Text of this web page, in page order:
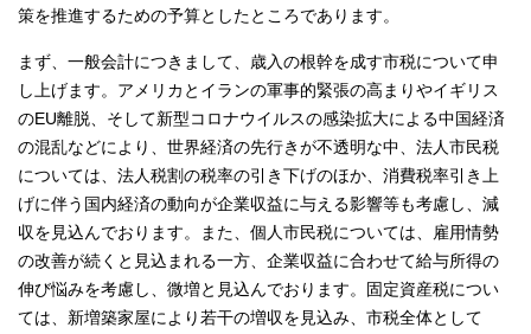
策を推進するための予算としたところであります。
まず、一般会計につきまして、歳入の根幹を成す市税について申
し上げます。アメリカとイランの軍事的緊張の高まりやイギリス
のEU離脱、そして新型コロナウイルスの感染拡大による中国経済
の混乱などにより、世界経済の先行きが不透明な中、法人市民税
については、法人税割の税率の引き下げのほか、消費税率引き上
げに伴う国内経済の動向が企業収益に与える影響等も考慮し、減
収を見込んでおります。また、個人市民税については、雇用情勢
の改善が続くと見込まれる一方、企業収益に合わせて給与所得の
伸び悩みを考慮し、微増と見込んでおります。固定資産税につい
ては、新増築家屋により若干の増収を見込み、市税全体として